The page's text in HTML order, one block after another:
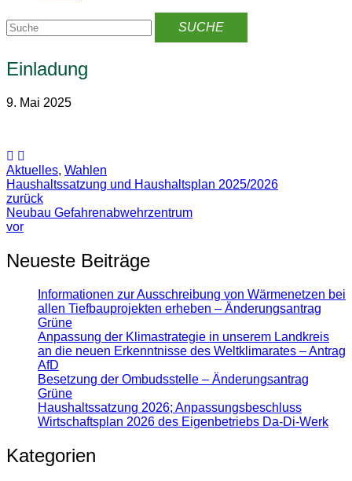
Einladung
9. Mai 2025
Aktuelles, Wahlen
Haushaltssatzung und Haushaltsplan 2025/2026
zurück
Neubau Gefahrenabwehrzentrum
vor
Neueste Beiträge
Informationen zur Ausschreibung von Wärmenetzen bei
allen Tiefbauprojekten erheben – Änderungsantrag
Grüne
Anpassung der Klimastrategie in unserem Landkreis
an die neuen Erkenntnisse des Weltklimarates – Antrag
AfD
Besetzung der Ombudsstelle – Änderungsantrag
Grüne
Haushaltssatzung 2026; Anpassungsbeschluss
Wirtschaftsplan 2026 des Eigenbetriebs Da-Di-Werk
Kategorien